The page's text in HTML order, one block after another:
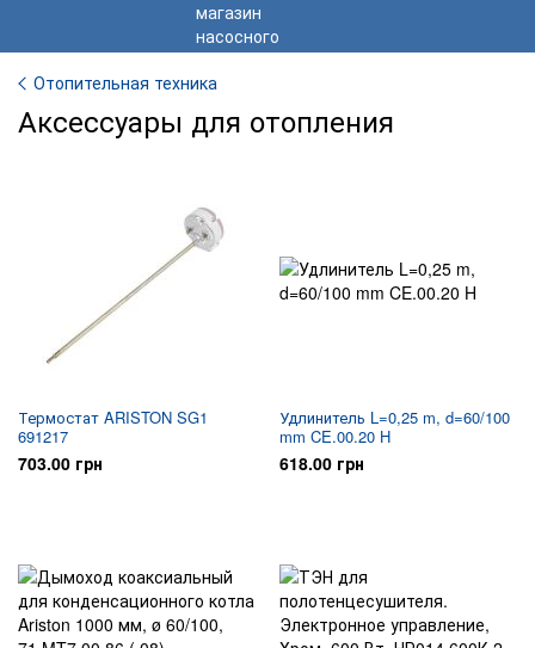
Отопительная техника
Аксессуары для отопления
Термостат ARISTON SG1
691217
703.00 грн
Удлинитель L=0,25 m, d=60/100
mm CE.00.20 H
618.00 грн